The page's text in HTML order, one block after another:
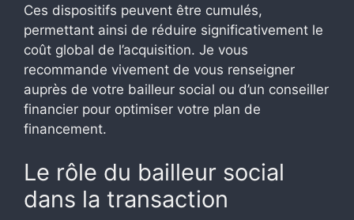
Ces dispositifs peuvent être cumulés,
permettant ainsi de réduire significativement le
coût global de l’acquisition. Je vous
recommande vivement de vous renseigner
auprès de votre bailleur social ou d’un conseiller
financier pour optimiser votre plan de
financement.
Le rôle du bailleur social
dans la transaction